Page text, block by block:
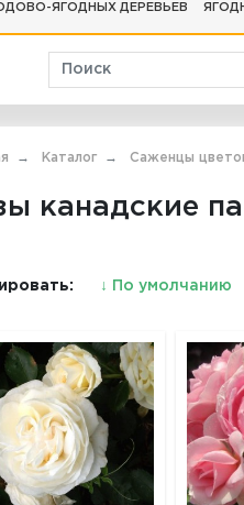
ЯГОДНЫХ ДЕРЕВЬЕВ
Каталог Саженцы
канадские
↓ По умолчанию